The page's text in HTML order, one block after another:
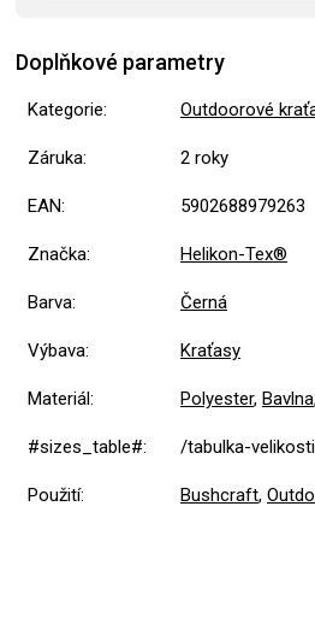
Doplňkové parametry
Kategorie: Outdoorové
Záruka: 2 roky
EAN: 5902688979263
Značka: Helikon-Tex®
Barva: Černá
Výbava: Kraťasy
Materiál: Polyester, Bavlna
#sizes_table#: /tabulka-
Použití: Bushcraft,